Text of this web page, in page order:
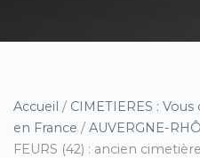
Accueil / CIMETIERES :
en France / AUVERGNE-
FEURS (42) : ancien cimetière